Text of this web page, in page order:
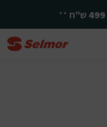
499ש"ח **